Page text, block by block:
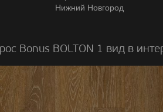
Нижний Новгород
Bonus BOLTON 1 вид в